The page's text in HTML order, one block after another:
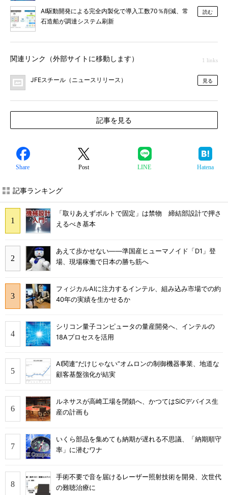
AI駆動開発による完全内製化で導入工数70％削減、常
石造船が調達システム刷新
読む
関連リンク（外部サイトに移動します） 1 links
JFEスチール（ニュースリリース） 見る
記事を見る
Share Post LINE Hatena
記事ランキング
「取りあえずボルトで固定」は禁物 締結部設計で押さ
えるべき基本
あえて歩かせない――準国産ヒューマノイド「D1」登
場、現場稼働で日本の勝ち筋へ
フィジカルAIに注力するインテル、組み込み市場での約
40年の実績を生かせるか
シリコン量子コンピュータの量産開発へ、インテルの
18Aプロセスを活用
AI関連“だけじゃない”オムロンの制御機器事業、地道な
顧客基盤強化が結実
ルネサスが高崎工場を閉鎖へ、かつてはSiCデバイス生
産の計画も
いくら部品を集めても納期が遅れる不思議、「納期順守
率」に潜むワナ
手術不要で音を届けるレーザー照射技術を開発、次世代
の難聴治療に